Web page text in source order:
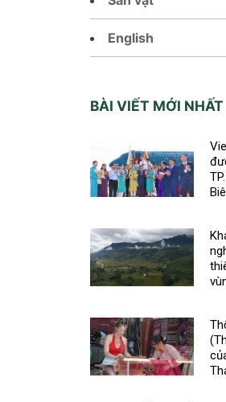
English
BÀI VIẾT MỚI NHẤT